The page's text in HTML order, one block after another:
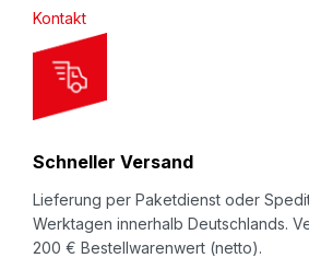
e
t
e
r
Kontakt
Schneller Versand
Lieferung per Paketdienst oder
Werktagen innerhalb Deutschlands.
200 € Bestellwarenwert (netto).